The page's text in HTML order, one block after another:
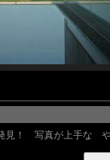
！ 写真が上手な や